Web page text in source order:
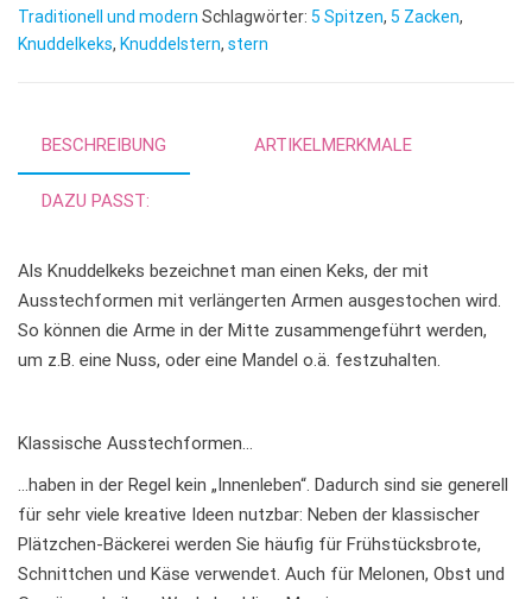
a
e
Traditionell und modern Schlagwörter: 5 Spitzen, 5 Zacken,
Knuddelkeks, Knuddelstern, stern
BESCHREIBUNG ARTIKELMERKMALE
DAZU PASST:
Als Knuddelkeks bezeichnet man einen Keks, der mit
Ausstechformen mit verlängerten Armen ausgestochen wird.
So können die Arme in der Mitte zusammengeführt werden,
um z.B. eine Nuss, oder eine Mandel o.ä. festzuhalten.
Klassische Ausstechformen…
…haben in der Regel kein „Innenleben“. Dadurch sind sie generell
für sehr viele kreative Ideen nutzbar: Neben der klassischer
Plätzchen-Bäckerei werden Sie häufig für Frühstücksbrote,
Schnittchen und Käse verwendet. Auch für Melonen, Obst und